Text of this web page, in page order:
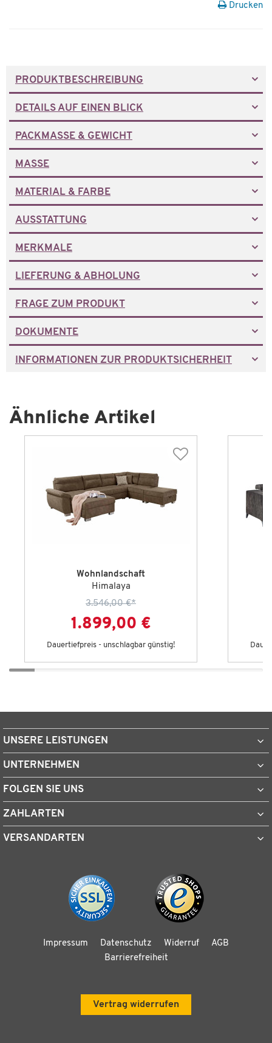
Drucken
PRODUKTBESCHREIBUNG
DETAILS AUF EINEN BLICK
PACKMASSE & GEWICHT
MASSE
MATERIAL & FARBE
AUSSTATTUNG
MERKMALE
LIEFERUNG & ABHOLUNG
FRAGE ZUM PRODUKT
DOKUMENTE
INFORMATIONEN ZUR PRODUKTSICHERHEIT
Ähnliche Artikel
Wohnlandschaft
Himalaya
3.546,00 €*
1.899,00 €
Dauertiefpreis - unschlagbar günstig!
UNSERE LEISTUNGEN
UNTERNEHMEN
FOLGEN SIE UNS
ZAHLARTEN
VERSANDARTEN
Impressum Datenschutz Widerruf
AGB
Barrierefreiheit
Vertrag widerrufen